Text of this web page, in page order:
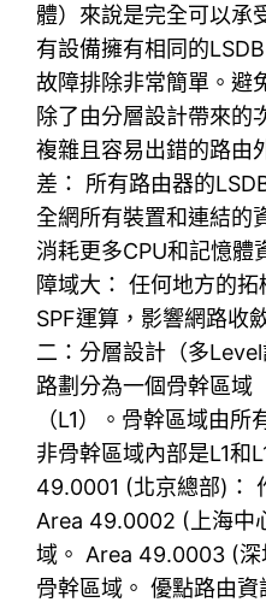
體）來說是完全可以承
有設備擁有相同的
故障排除非常簡單。避
除了由分層設計帶來的
複雜且容易出錯的路由
差： 所有路由器的
全網所有裝置和連結的
消耗更多CPU和記憶體
障域大： 任何地方的
SPF運算，影響網路收
二：分層設計（多
路劃分為一個骨幹區域
（L1）。骨幹區域由所
非骨幹區域內部是L1和
49.0001 (北京總部)：
Area 49.0002 (上海中
域。 Area 49.0003 (深
骨幹區域。 優點路由